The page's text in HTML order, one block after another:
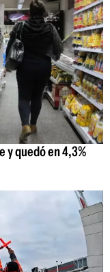
y quedó en 4,3%